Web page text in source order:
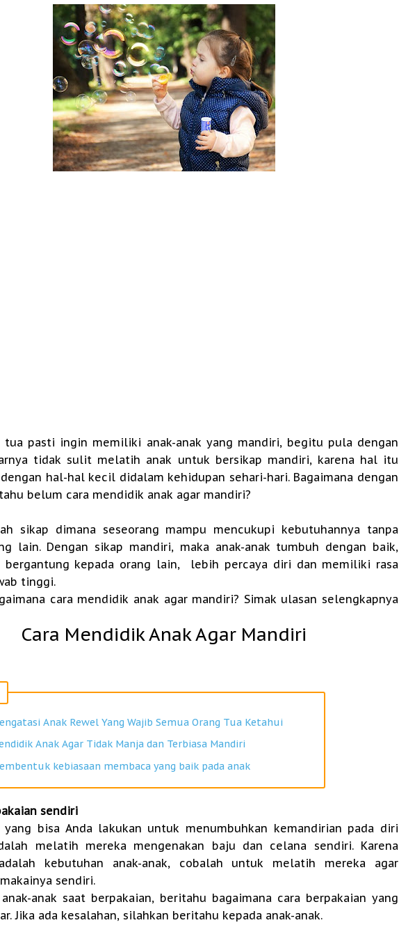
tua pasti ingin memiliki anak-anak yang mandiri, begitu pula dengan
tidak sulit melatih anak untuk bersikap mandiri, karena hal itu
hal-hal kecil didalam kehidupan sehari-hari. Bagaimana dengan
belum cara mendidik anak agar mandiri?
sikap dimana seseorang mampu mencukupi kebutuhannya tanpa
lain. Dengan sikap mandiri, maka anak-anak tumbuh dengan baik,
kepada orang lain,
lebih percaya diri dan memiliki rasa
tinggi.
cara mendidik anak agar mandiri? Simak ulasan selengkapnya
Cara Mendidik Anak Agar Mandiri
Anak Rewel Yang Wajib Semua Orang Tua Ketahui
Anak Agar Tidak Manja dan Terbiasa Mandiri
kebiasaan membaca yang baik pada anak
sendiri
yang bisa Anda lakukan untuk menumbuhkan kemandirian pada diri
melatih mereka mengenakan baju dan celana sendiri. Karena
kebutuhan anak-anak, cobalah untuk melatih mereka agar
sendiri.
anak saat berpakaian, beritahu bagaimana cara berpakaian yang
Jika ada kesalahan, silahkan beritahu kepada anak-anak.